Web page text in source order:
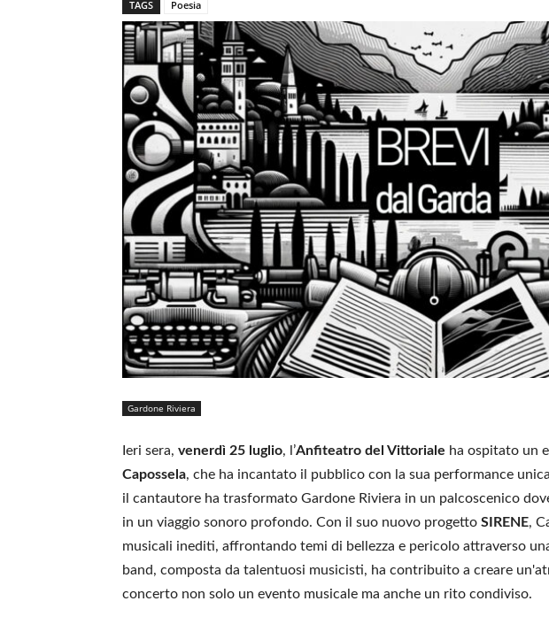
TAGS Poesia
Gardone Riviera
Ieri sera, venerdì 25 luglio, l’Anfiteatro del Vittoriale ha ospitato un
Capossela, che ha incantato il pubblico con la sua performance
il cantautore ha trasformato Gardone Riviera in un palcoscenico
in un viaggio sonoro profondo. Con il suo nuovo progetto SIRENE,
musicali inediti, affrontando temi di bellezza e pericolo attraverso
band, composta da talentuosi musicisti, ha contribuito a creare
concerto non solo un evento musicale ma anche un rito condiviso.